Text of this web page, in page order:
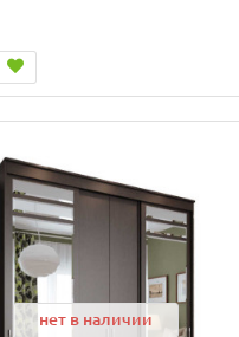
нет в наличии